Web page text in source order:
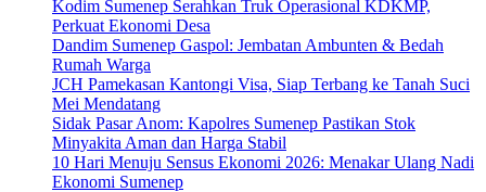
Kodim Sumenep Serahkan Truk Operasional KDKMP,
Perkuat Ekonomi Desa
Dandim Sumenep Gaspol: Jembatan Ambunten & Bedah
Rumah Warga
JCH Pamekasan Kantongi Visa, Siap Terbang ke Tanah Suci
Mei Mendatang
Sidak Pasar Anom: Kapolres Sumenep Pastikan Stok
Minyakita Aman dan Harga Stabil
10 Hari Menuju Sensus Ekonomi 2026: Menakar Ulang Nadi
Ekonomi Sumenep